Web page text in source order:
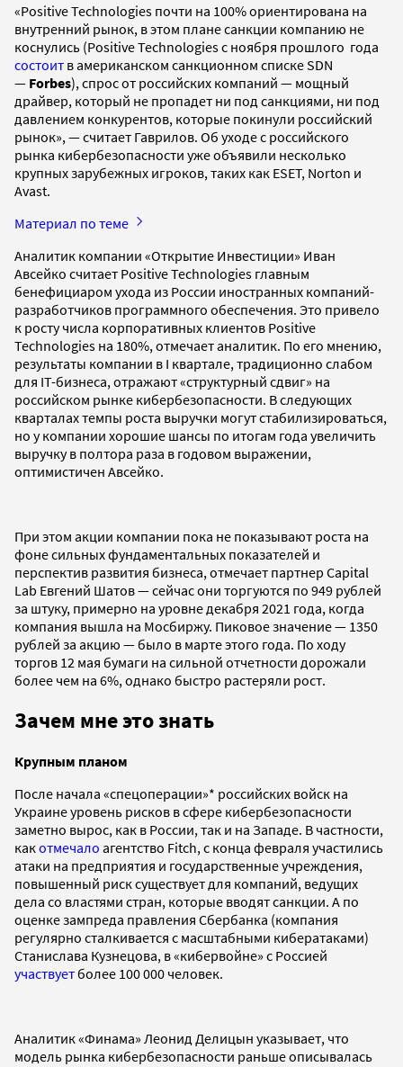
«Positive Technologies почти на 100% ориентирована на
внутренний рынок, в этом плане санкции компанию не
коснулись (Positive Technologies с ноября прошлого года
состоит в американском санкционном списке SDN
— Forbes), спрос от российских компаний — мощный
драйвер, который не пропадет ни под санкциями, ни под
давлением конкурентов, которые покинули российский
рынок», — считает Гаврилов. Об уходе с российского
рынка кибербезопасности уже объявили несколько
крупных зарубежных игроков, таких как ESET, Norton и
Avast.
Материал по теме
Аналитик компании «Открытие Инвестиции» Иван
Авсейко считает Positive Technologies главным
бенефициаром ухода из России иностранных компаний-
разработчиков программного обеспечения. Это привело
к росту числа корпоративных клиентов Positive
Technologies на 180%, отмечает аналитик. По его мнению,
результаты компании в I квартале, традиционно слабом
для IT-бизнеса, отражают «структурный сдвиг» на
российском рынке кибербезопасности. В следующих
кварталах темпы роста выручки могут стабилизироваться,
но у компании хорошие шансы по итогам года увеличить
выручку в полтора раза в годовом выражении,
оптимистичен Авсейко.
При этом акции компании пока не показывают роста на
фоне сильных фундаментальных показателей и
перспектив развития бизнеса, отмечает партнер Capital
Lab Евгений Шатов — сейчас они торгуются по 949 рублей
за штуку, примерно на уровне декабря 2021 года, когда
компания вышла на Мосбиржу. Пиковое значение — 1350
рублей за акцию — было в марте этого года. По ходу
торгов 12 мая бумаги на сильной отчетности дорожали
более чем на 6%, однако быстро растеряли рост.
Зачем мне это знать
Крупным планом
После начала «спецоперации»* российских войск на
Украине уровень рисков в сфере кибербезопасности
заметно вырос, как в России, так и на Западе. В частности,
какотмечало агентство Fitch, с конца февраля участились
атаки на предприятия и государственные учреждения,
повышенный риск существует для компаний, ведущих
дела со властями стран, которые вводят санкции. А по
оценке зампреда правления Сбербанка (компания
регулярно сталкивается с масштабными кибератаками)
Станислава Кузнецова, в «кибервойне» с Россией
участвуетболее 100 000 человек.
Аналитик «Финама» Леонид Делицын указывает, что
модель рынка кибербезопасности раньше описывалась